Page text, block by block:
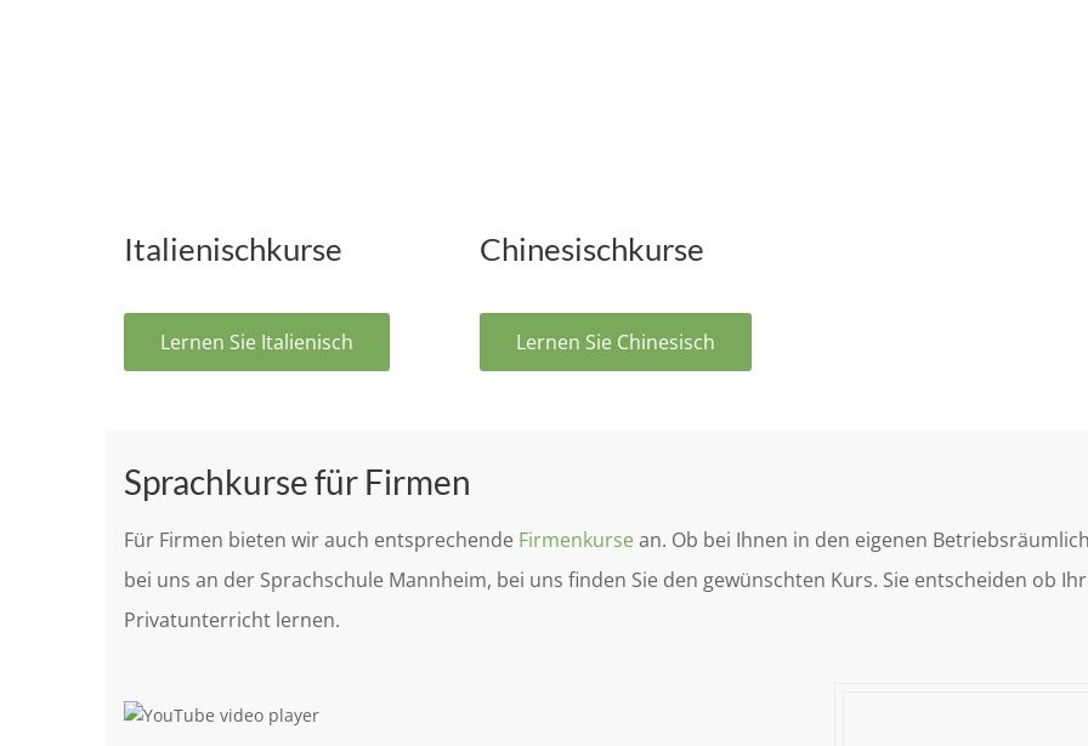
Italienischkurse
Lernen Sie Italienisch
Chinesischkurse
Lernen Sie Chinesisch
Sprachkurse für Firmen
Für Firmen bieten wir auch entsprechende Firmenkursean. Ob bei Ihnen in den eigenen
bei uns an der Sprachschule Mannheim, bei uns finden Sie den gewünschten Kurs. Sie entscheiden ob
Privatunterricht lernen.